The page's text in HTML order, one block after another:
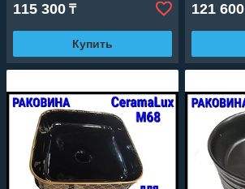
115 300 ₸
Купить
121 600